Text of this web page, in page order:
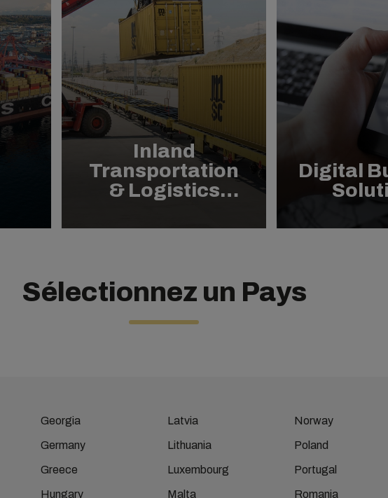
Inland
Transportation
& Logistics
Digital
Sélectionnez un Pays
Georgia
Germany
Greece
Hungary
Latvia
Lithuania
Luxembourg
Malta
Norway
Poland
Portugal
Romania